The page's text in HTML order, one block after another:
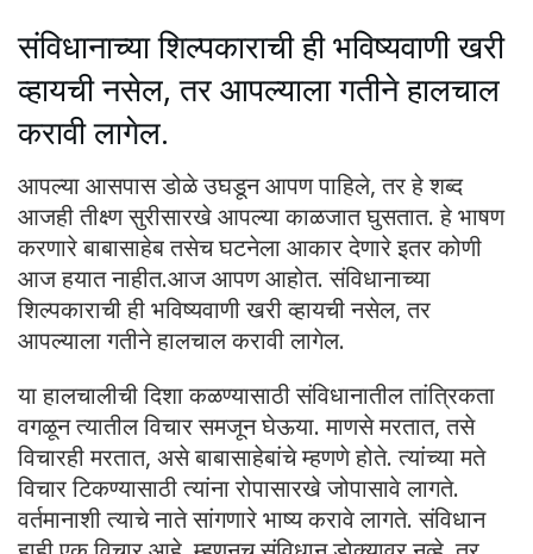
संविधानाच्या शिल्पकाराची ही भविष्यवाणी खरी
व्हायची नसेल, तर आपल्याला गतीने हालचाल
करावी लागेल.
आपल्या आसपास डोळे उघडून आपण पाहिले, तर हे शब्द
आजही तीक्ष्ण सुरीसारखे आपल्या काळजात घुसतात. हे भाषण
करणारे बाबासाहेब तसेच घटनेला आकार देणारे इतर कोणी
आज हयात नाहीत.आज आपण आहोत. संविधानाच्या
शिल्पकाराची ही भविष्यवाणी खरी व्हायची नसेल, तर
आपल्याला गतीने हालचाल करावी लागेल.
या हालचालीची दिशा कळण्यासाठी संविधानातील तांत्रिकता
वगळून त्यातील विचार समजून घेऊया. माणसे मरतात, तसे
विचारही मरतात, असे बाबासाहेबांचे म्हणणे होते. त्यांच्या मते
विचार टिकण्यासाठी त्यांना रोपासारखे जोपासावे लागते.
वर्तमानाशी त्याचे नाते सांगणारे भाष्य करावे लागते. संविधान